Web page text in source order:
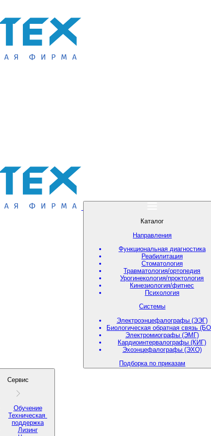
Каталог
Направления
Функциональная диагностика
Реабилитация
Стоматология
Травматология/ортопедия
Урогинекология/проктология
Кинезиология/фитнес
Психология
Системы
Электроэнцефалографы (ЭЭГ)
Биологическая обратная связь
Электромиографы (ЭМГ)
Кардиоинтервалографы (КИГ)
Эхоэнцефалографы (ЭХО)
Подборка по приказам
Сервис
Обучение
Техническая
поддержка
Лизинг